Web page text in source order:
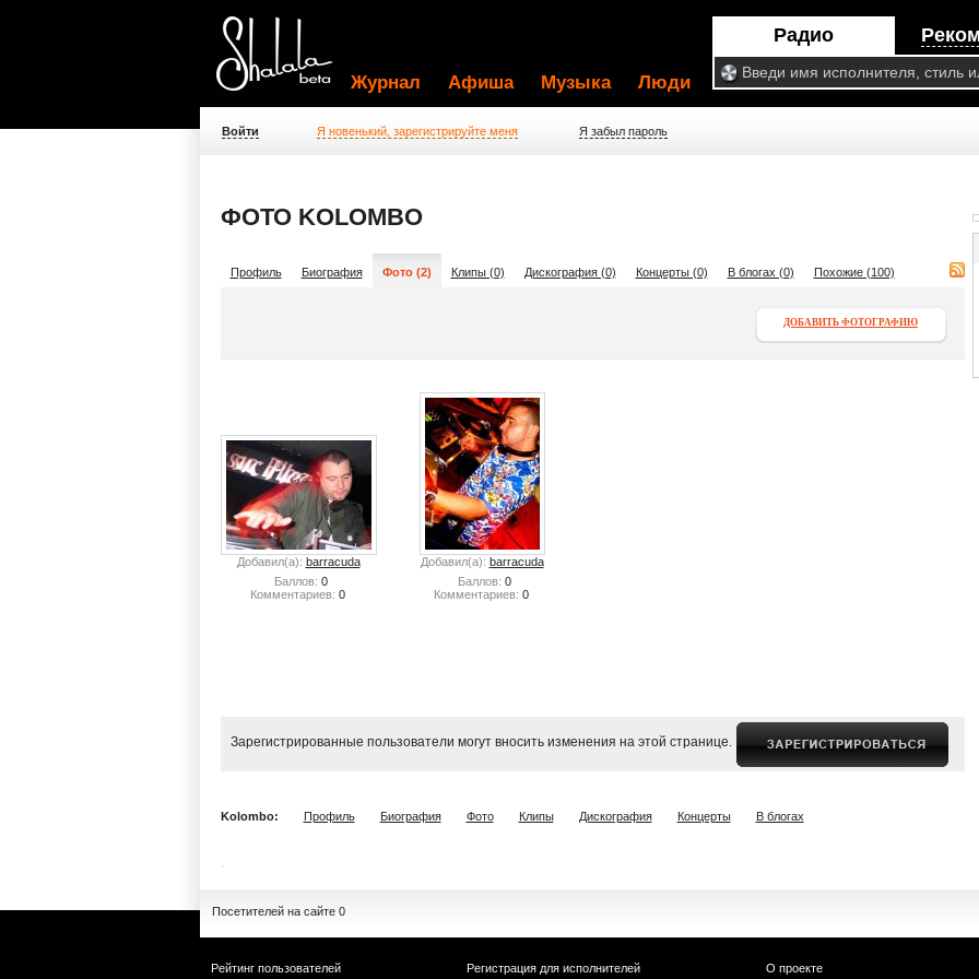
Радио
Журнал Афиша Музыка Люди
Войти Я новенький, зарегистрируйте меня Я забыл пароль
ФОТО KOLOMBO
Профиль Биография Фото (2) Клипы (0) Дискография (0) Концерты (0) В блогах (0) Похожие (100)
ДОБАВИТЬ ФОТОГРАФИЮ
Добавил(а): barracuda
Баллов: 0
Комментариев: 0
Добавил(а): barracuda
Баллов: 0
Комментариев: 0
Зарегистрированные пользователи могут вносить изменения на этой странице.
Kolombo: Профиль Биография Фото Клипы Дискография Концерты В блогах
Посетителей на сайте 0
Рейтинг пользователей
Регистрация для исполнителей
О проекте